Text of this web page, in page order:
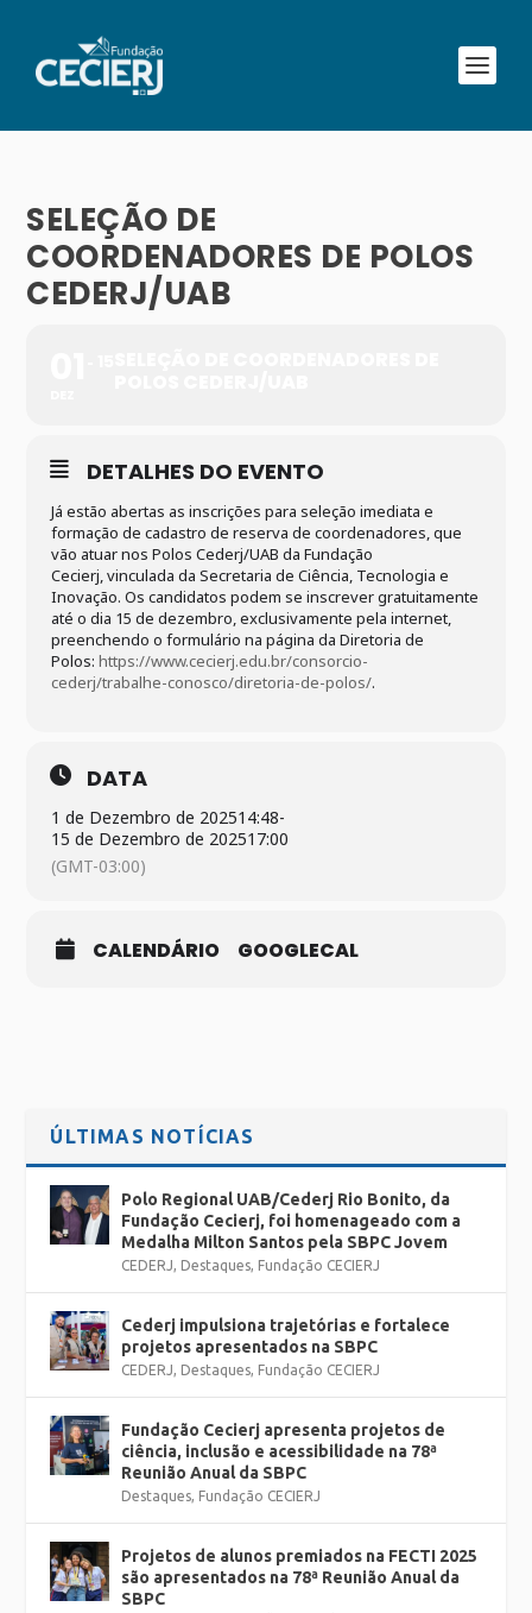
SELEÇÃO DE
COORDENADORES DE POLOS
CEDERJ/UAB
DETALHES DO EVENTO
Já estão abertas as inscrições para seleção imediata e
formação de cadastro de reserva de coordenadores, que
vão atuar nos Polos Cederj/UAB da Fundação
Cecierj, vinculada da Secretaria de Ciência, Tecnologia e
Inovação. Os candidatos podem se inscrever gratuitamente
até o dia 15 de dezembro, exclusivamente pela internet,
preenchendo o formulário na página da Diretoria de
Polos:https://www.cecierj.edu.br/consorcio-
cederj/trabalhe-conosco/diretoria-de-polos/.
DATA
1 de Dezembro de 202514:48-
15 de Dezembro de 202517:00
(GMT-03:00)
CALENDÁRIO GOOGLECAL
ÚLTIMAS NOTÍCIAS
Polo Regional UAB/Cederj Rio Bonito, da
Fundação Cecierj, foi homenageado com a
Medalha Milton Santos pela SBPC Jovem
CEDERJ, Destaques, Fundação CECIERJ
Cederj impulsiona trajetórias e fortalece
projetos apresentados na SBPC
CEDERJ, Destaques, Fundação CECIERJ
Fundação Cecierj apresenta projetos de
ciência, inclusão e acessibilidade na 78ª
Reunião Anual da SBPC
Destaques, Fundação CECIERJ
Projetos de alunos premiados na FECTI 2025
são apresentados na 78ª Reunião Anual da
SBPC